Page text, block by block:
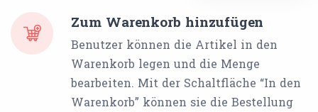
Zum Warenkorb hinzufügen
Benutzer können die Artikel in den
Warenkorb legen und die Menge
bearbeiten. Mit der Schaltfläche “In den
Warenkorb” können sie die Bestellung